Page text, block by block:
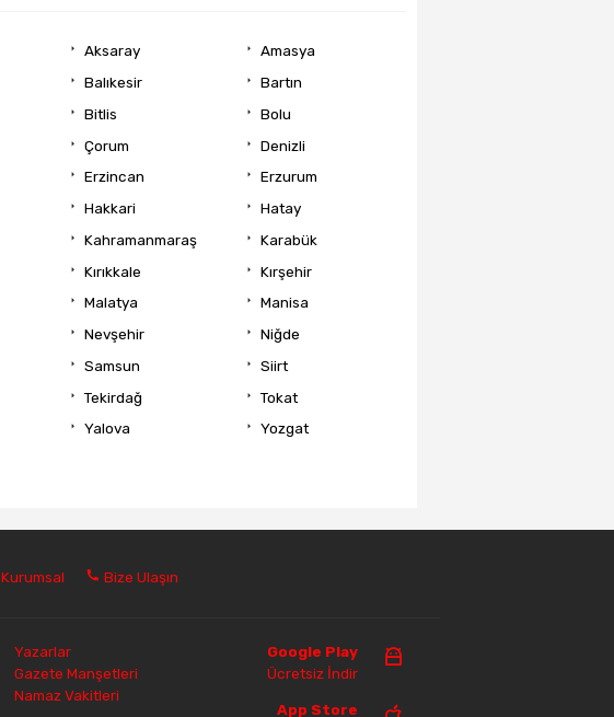
Aksaray
Amasya
Balıkesir
Bartın
Bitlis
Bolu
Çorum
Denizli
Erzincan
Erzurum
Hakkari
Hatay
Kahramanmaraş
Karabük
Kırıkkale
Kırşehir
Malatya
Manisa
Nevşehir
Niğde
Samsun
Siirt
Tekirdağ
Tokat
Yalova
Yozgat
Kurumsal Bize Ulaşın
Yazarlar
Gazete Manşetleri
Namaz Vakitleri
Google Play
Ücretsiz İndir
App Store